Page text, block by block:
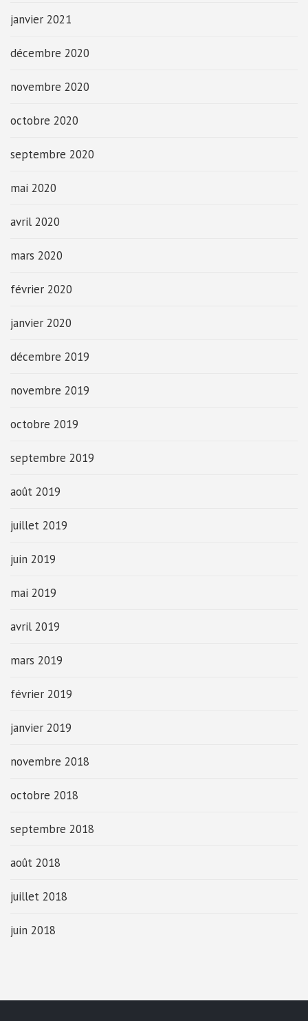
janvier 2021
décembre 2020
novembre 2020
octobre 2020
septembre 2020
mai 2020
avril 2020
mars 2020
février 2020
janvier 2020
décembre 2019
novembre 2019
octobre 2019
septembre 2019
août 2019
juillet 2019
juin 2019
mai 2019
avril 2019
mars 2019
février 2019
janvier 2019
novembre 2018
octobre 2018
septembre 2018
août 2018
juillet 2018
juin 2018